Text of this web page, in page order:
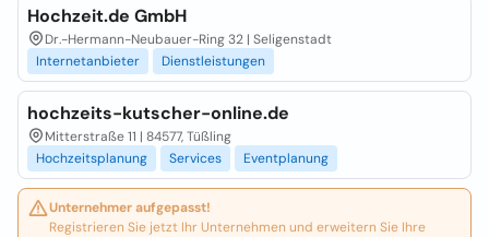
Hochzeit.de GmbH
Dr.-Hermann-Neubauer-Ring 32 | Seligenstadt
Internetanbieter
Dienstleistungen
hochzeits-kutscher-online.de
Mitterstraße 11 | 84577, Tüßling
Hochzeitsplanung
Services Eventplanung
Unternehmer aufgepasst!
Registrieren Sie jetzt Ihr Unternehmen und erweitern Sie Ihre